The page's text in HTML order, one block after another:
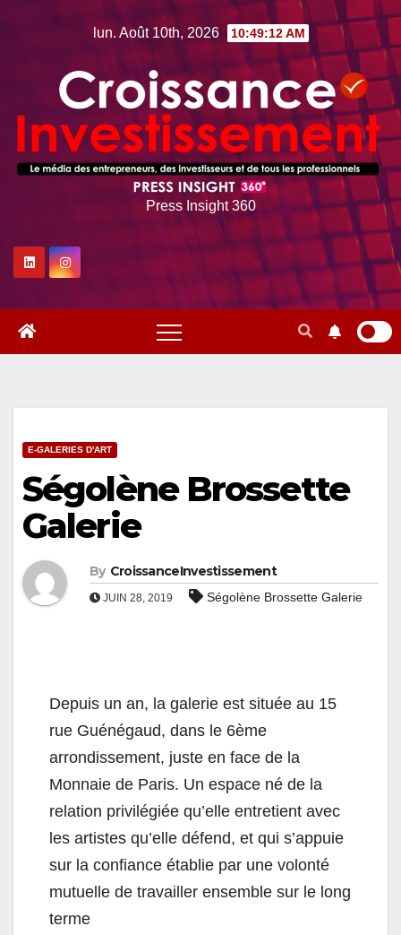
lun. Août 10th, 2026 10:49:12 AM
Press Insight 360
E-GALERIES D'ART
Ségolène Brossette
Galerie
By CroissanceInvestissement
JUIN 28, 2019 Ségolène Brossette Galerie
Depuis un an, la galerie est située au 15
rue Guénégaud, dans le 6ème
arrondissement, juste en face de la
Monnaie de Paris. Un espace né de la
relation privilégiée qu’elle entretient avec
les artistes qu’elle défend, et qui s’appuie
sur la confiance établie par une volonté
mutuelle de travailler ensemble sur le long
terme